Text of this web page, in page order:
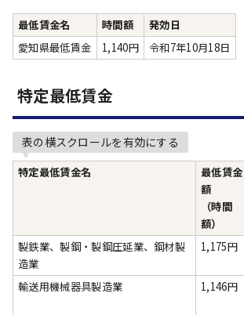
最低賃金名 時間額
発効日
愛知県最低賃金
1,140円 令和7年10月18日
特定最低賃金
表の横スクロールを有効にする
特定最低賃金名
最低賃金
額
（時間
額）
製鉄業、製鋼・製鋼圧延業、鋼材製
造業
1,175円
輸送用機械器具製造業
1,146円